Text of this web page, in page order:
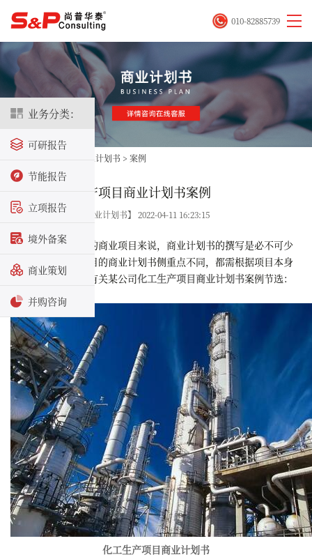
业务分类：
可研报告
节能报告
立项报告
境外备案
商业策划
并购咨询
010-82885739
商业计划书 > 案例
某公司化工生产项目商业计划书案例
关键字：【化工生产商业计划书】 2022-04-11 16:23:15
对于一个完整的商业项目来说，商业计划书的撰写是必不可少
的一部分。不同项目的商业计划书侧重点不同，都需根据项目本身
进行调整。以下是有关某公司化工生产项目商业计划书案例节选：
化工生产项目商业计划书